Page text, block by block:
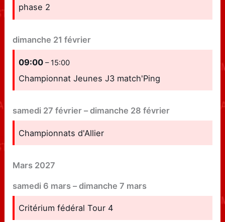
phase 2
dimanche 21 février
09:00– 15:00
Championnat Jeunes J3 match'Ping
samedi 27 février –dimanche 28 février
Championnats d'Allier
Mars 2027
samedi 6 mars –dimanche 7 mars
Critérium fédéral Tour 4